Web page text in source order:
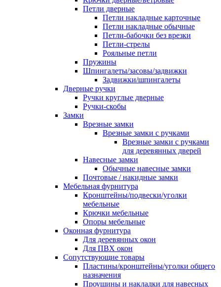
Петли дверные
Петли накладные карточные
Петли накладные обычные
Петли-бабочки без врезки
Петли-стрелы
Рояльные петли
Пружины
Шпингалеты/засовы/задвижки
Задвижки/шпингалеты
Дверные ручки
Ручки круглые дверные
Ручки-скобы
Замки
Врезные замки
Врезные замки с ручками
Врезные замки с ручками
для деревянных дверей
Навесные замки
Обычные навесные замки
Почтовые / накидные замки
Мебельная фурнитура
Кронштейны/подвески/уголки
мебельные
Крючки мебельные
Опоры мебельные
Оконная фурнитура
Для деревянных окон
Для ПВХ окон
Сопутствующие товары
Пластины/кронштейны/уголки общего
назначения
Проушины и накладки для навесных